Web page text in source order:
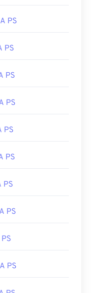
PS
PS
PS
PS
PS
PS
PS
PS
PS